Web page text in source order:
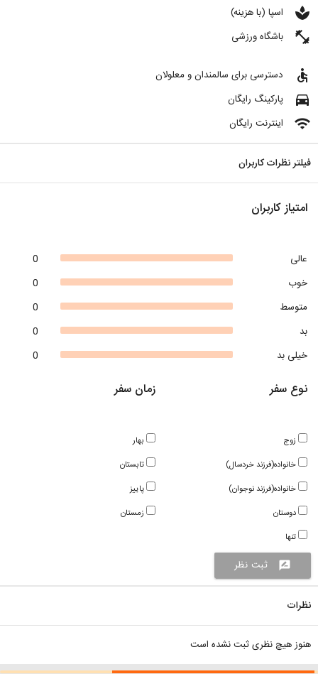
spa اسپا (با هزینه)
fitness_center باشگاه ورزشی
accessible دسترسی برای سالمندان و معلولان
directions_car پارکینگ رایگان
wifi اینترنت رایگان
فیلتر نظرات کاربران
امتیاز کاربران
0
عالی
0
خوب
0
متوسط
0
بد
0
خیلی بد
زمان سفر
بهار
تابستان
پاییز
زمستان
نوع سفر
زوج
خانواده(فرزند خردسال)
خانواده(فرزند نوجوان)
دوستان
تنها
rate_review ثبت نظر
نظرات
هنوز هیچ نظری ثبت نشده است